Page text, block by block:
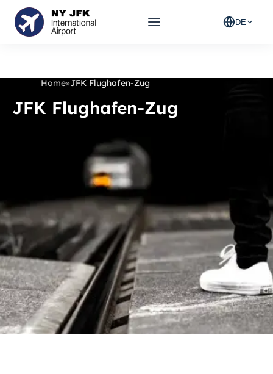
DE
Home»JFK Flughafen-Zug
JFK Flughafen-Zug